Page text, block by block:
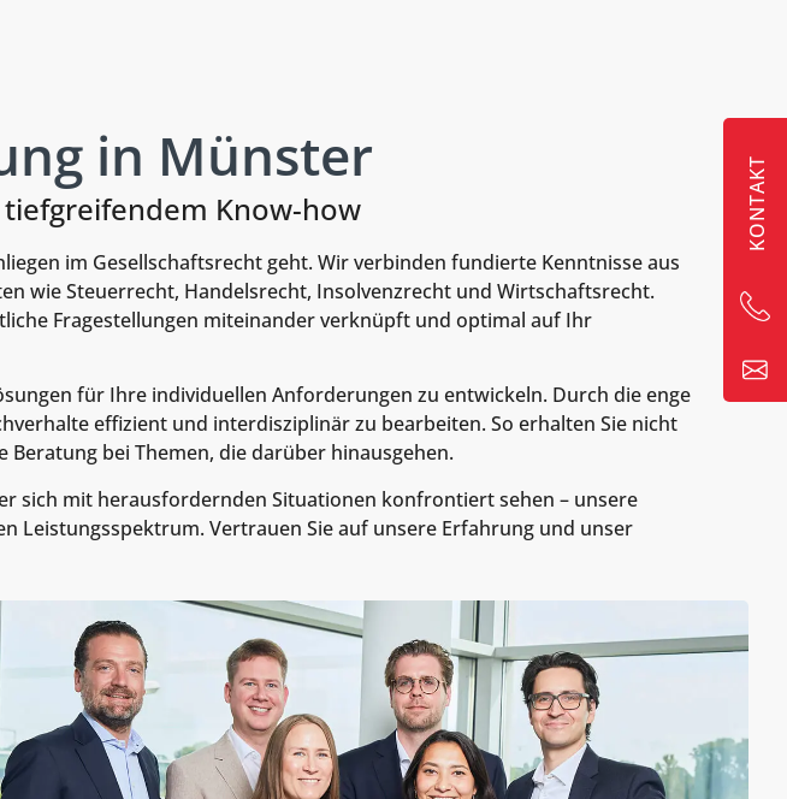
in Münster
Know-how
im Gesellschaftsrecht geht. Wir verbinden fundierte Kenntnisse aus
wie Steuerrecht, Handelsrecht, Insolvenzrecht und Wirtschaftsrecht.
Fragestellungen miteinander verknüpft und optimal auf Ihr
für Ihre individuellen Anforderungen zu entwickeln. Durch die enge
effizient und interdisziplinär zu bearbeiten. So erhalten Sie nicht
bei Themen, die darüber hinausgehen.
sich mit herausfordernden Situationen konfrontiert sehen – unsere
Leistungsspektrum. Vertrauen Sie auf unsere Erfahrung und unser
KONTAKT